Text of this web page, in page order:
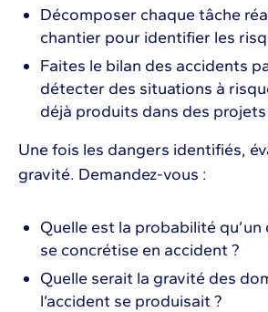
Décomposer chaque tâche
chantier pour identifier les
Faites le bilan des accidents
détecter des situations à
déjà produits dans des projets
Une fois les dangers identifiés,
gravité. Demandez-vous :
Quelle est la probabilité
se concrétise en accident ?
Quelle serait la gravité des
l’accident se produisait ?